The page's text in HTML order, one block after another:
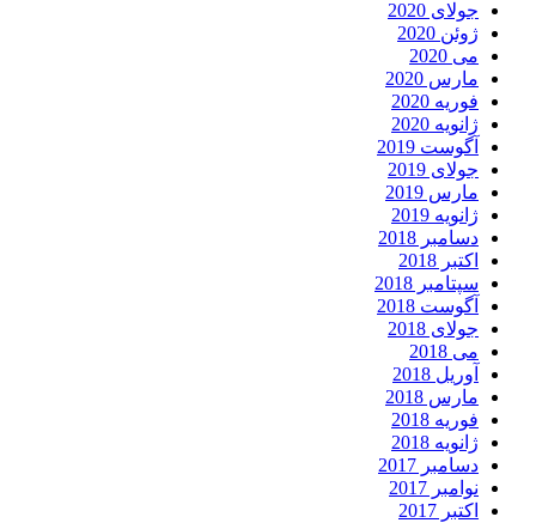
جولای 2020
ژوئن 2020
می 2020
مارس 2020
فوریه 2020
ژانویه 2020
آگوست 2019
جولای 2019
مارس 2019
ژانویه 2019
دسامبر 2018
اکتبر 2018
سپتامبر 2018
آگوست 2018
جولای 2018
می 2018
آوریل 2018
مارس 2018
فوریه 2018
ژانویه 2018
دسامبر 2017
نوامبر 2017
اکتبر 2017